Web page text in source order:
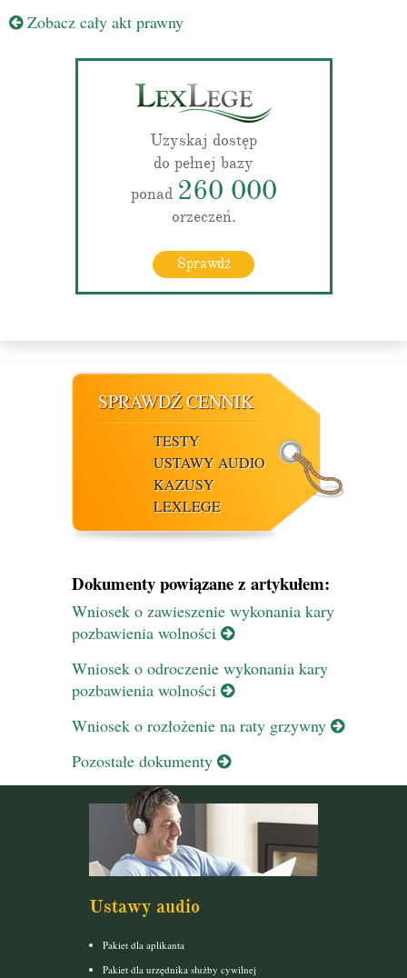
Zobacz cały akt prawny
Uzyskaj dostęp
do pełnej bazy
ponad 260 000
orzeczeń.
Sprawdź
SPRAWDŹ CENNIK
TESTY
USTAWY AUDIO
KAZUSY
LEXLEGE
Dokumenty powiązane z artykułem:
Wniosek o zawieszenie wykonania kary
pozbawienia wolności
Wniosek o odroczenie wykonania kary
pozbawienia wolności
Wniosek o rozłożenie na raty grzywny
Pozostałe dokumenty
Ustawy audio
Pakiet dla aplikanta
Pakiet dla urzędnika służby cywilnej